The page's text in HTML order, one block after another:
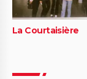
La Courtaisière